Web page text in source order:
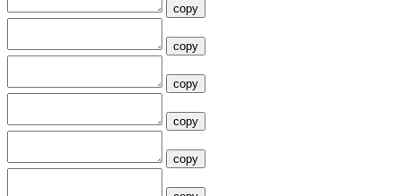
copy
copy
copy
copy
copy